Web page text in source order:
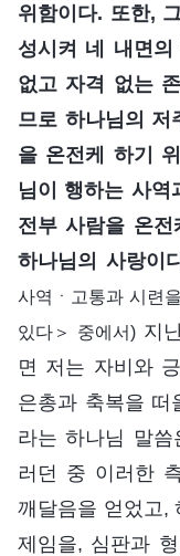
위함이다. 또한,
성시켜 네 내면
없고 자격 없는
므로 하나님의 저
을 온전케 하기
님이 행하는 사역
전부 사람을 온
하나님의 사랑이
사역ㆍ고통과 시련
있다＞ 중에서)지
면 저는 자비와
은총과 축복을 떠
라는 하나님 말
러던 중 이러한
깨달음을 얻었고,
제임을, 심판과